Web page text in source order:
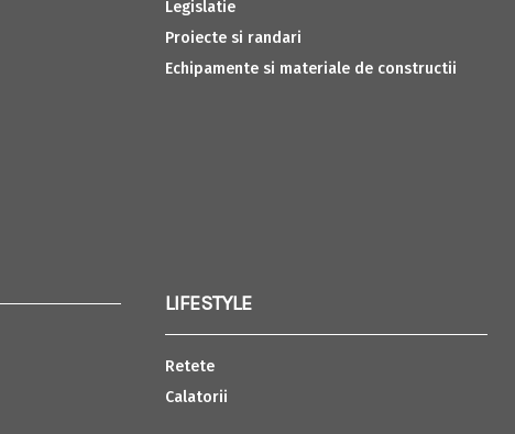
Legislatie
Proiecte si randari
Echipamente si materiale de constructii
LIFESTYLE
Retete
Calatorii